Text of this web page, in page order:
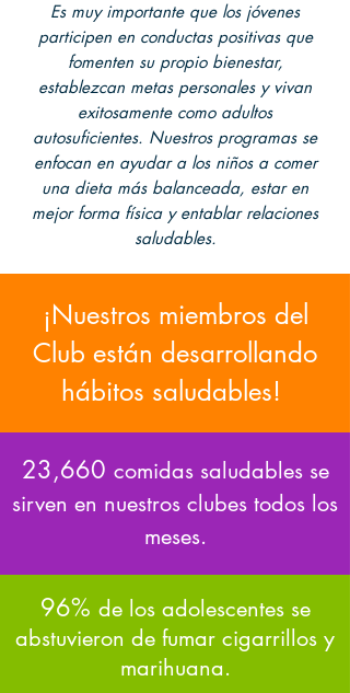
Es muy importante que los jóvenes
participen en conductas positivas que
fomenten su propio bienestar,
establezcan metas personales y vivan
exitosamente como adultos
autosuficientes. Nuestros programas se
enfocan en ayudar a los niños a comer
una dieta más balanceada, estar en
mejor forma física y entablar relaciones
saludables.
¡Nuestros miembros del
Club están desarrollando
hábitos saludables!
23,660 comidas saludables se
sirven en nuestros clubes todos los
meses.
96% de los adolescentes se
abstuvieron de fumar cigarrillos y
marihuana.